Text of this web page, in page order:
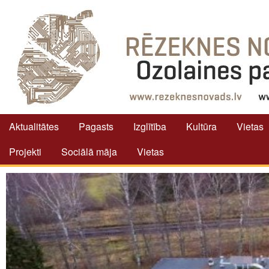
Aktualitātes Pagasts Izglītība Kultūra
Vietas
Projekti
Sociālā māja Vietas